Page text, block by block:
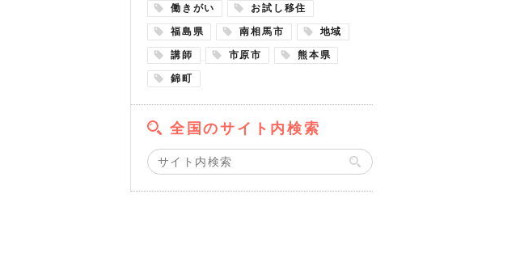
働きがい お試し移住
福島県 南相馬市 地域
講師 市原市 熊本県
錦町
全国のサイト内検索